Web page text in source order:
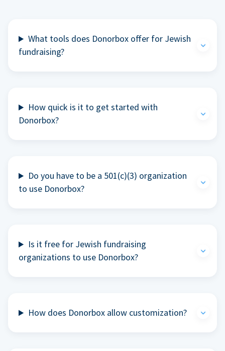
What tools does Donorbox offer for Jewish
fundraising?
How quick is it to get started with
Donorbox?
Do you have to be a 501(c)(3) organization
to use Donorbox?
Is it free for Jewish fundraising
organizations to use Donorbox?
How does Donorbox allow customization?